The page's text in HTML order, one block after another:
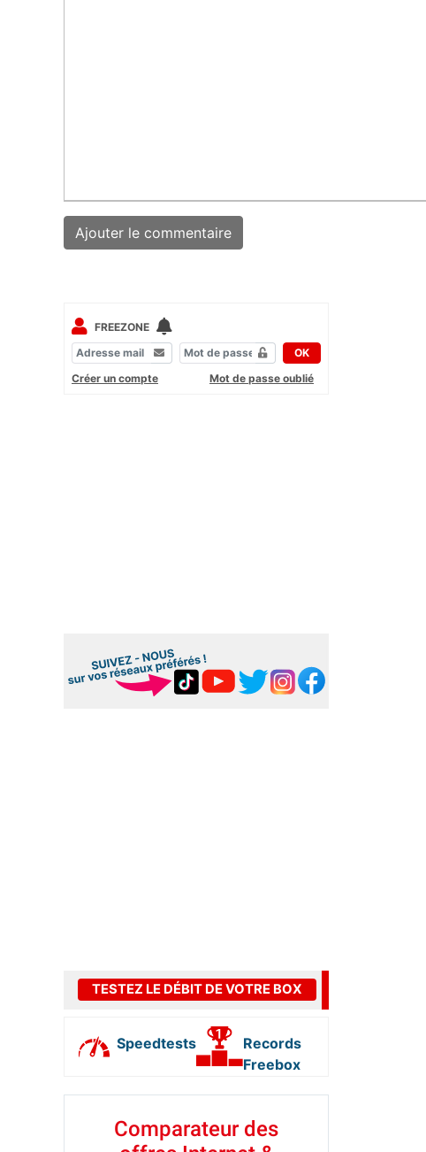
FREEZONE
OK
Créer un compte
Mot de passe oublié
TESTEZ LE DÉBIT DE VOTRE BOX
Speedtests
Records
Freebox
Comparateur des